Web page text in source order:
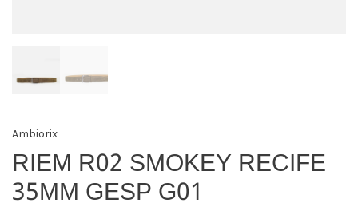
Ambiorix
RIEM R02 SMOKEY RECIFE
35MM GESP G01